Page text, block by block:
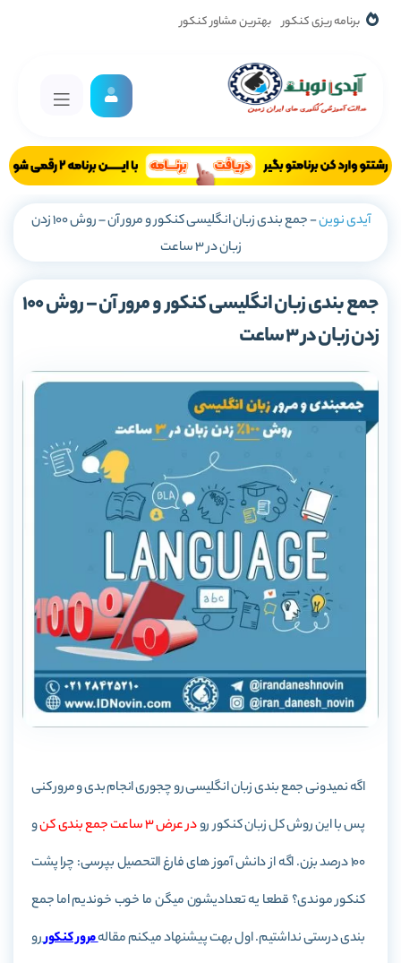
برنامه ریزی کنکور بهترین مشاور کنکور
آیدی نوین-
جمع بندی زبان انگلیسی کنکور و مرور آن – روش 100 زدن
زبان در 3 ساعت
جمع بندی زبان انگلیسی کنکور و مرور آن – روش 100
زدن زبان در 3 ساعت
اگه نمیدونی جمع بندی زبان انگلیسی رو چجوری انجام بدی و مرور کنی
پس با این روش کل زبان کنکور رودر عرض 3 ساعت جمع بندی کن
و
100 درصد بزن. اگه از دانش آموز های فارغ التحصیل بپرسی: چرا پشت
کنکور موندی؟ قطعا یه تعدادیشون میگن ما خوب خوندیم اما جمع
بندی درستی نداشتیم. اول بهت پیشنهاد میکنم مقالهمرور کنکوررو